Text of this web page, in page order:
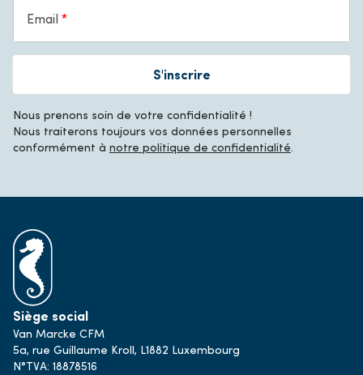
Email
S'inscrire
Nous prenons soin de votre confidentialité !
Nous traiterons toujours vos données personnelles
conformément à notre politique de confidentialité.
Siège social
Van Marcke CFM
5a, rue Guillaume Kroll, L1882 Luxembourg
N°TVA: 18878516